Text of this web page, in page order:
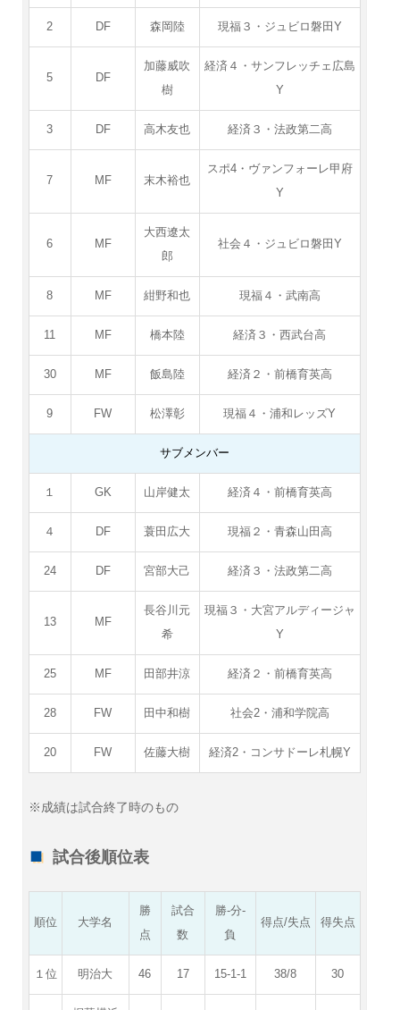
2 DF 森岡陸 現福３・ジュビロ磐田Y
5 DF
加藤威吹
樹
経済４・サンフレッチェ広島
Y
3 DF 高木友也 経済３・法政第二高
7 MF 末木裕也
スポ4・ヴァンフォーレ甲府
Y
6 MF
大西遼太
郎
社会４・ジュビロ磐田Y
8 MF 紺野和也 現福４・武南高
11 MF 橋本陸 経済３・西武台高
30 MF 飯島陸 経済２・前橋育英高
9 FW 松澤彰 現福４・浦和レッズY
サブメンバー
１ GK 山岸健太 経済４・前橋育英高
４ DF 蓑田広大 現福２・青森山田高
24 DF 宮部大己 経済３・法政第二高
13 MF
長谷川元
希
現福３・大宮アルディージャ
Y
25 MF 田部井涼 経済２・前橋育英高
28 FW 田中和樹 社会2・浦和学院高
20 FW 佐藤大樹 経済2・コンサドーレ札幌Y
※成績は試合終了時のもの
試合後順位表
順位 大学名
勝
点
試合
数
勝-分-
負
得点/失点 得失点
１位 明治大 46 17 15-1-1 38/8 30